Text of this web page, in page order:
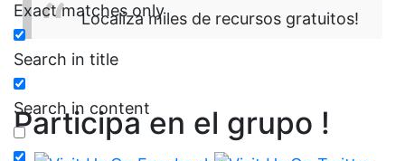
Exact matches only
Search in title
Search in content
Localiza miles de recursos gratuitos!
Participa en el grupo !